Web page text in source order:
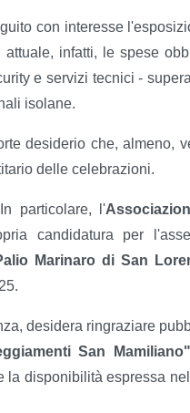
con interesse
infatti, le spese
e servizi tecnici -
isolane.
desiderio che, almeno,
delle celebrazioni.
particolare, l'
candidatura per
Marinaro di San
desidera ringraziare
San Mamiliano"
la disponibilità espressa